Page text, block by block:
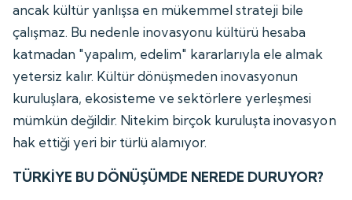
ancak kültür yanlışsa en mükemmel strateji bile
çalışmaz. Bu nedenle inovasyonu kültürü hesaba
katmadan "yapalım, edelim" kararlarıyla ele almak
yetersiz kalır. Kültür dönüşmeden inovasyonun
kuruluşlara, ekosisteme ve sektörlere yerleşmesi
mümkün değildir. Nitekim birçok kuruluşta inovasyon
hak ettiği yeri bir türlü alamıyor.
TÜRKİYE BU DÖNÜŞÜMDE NEREDE DURUYOR?